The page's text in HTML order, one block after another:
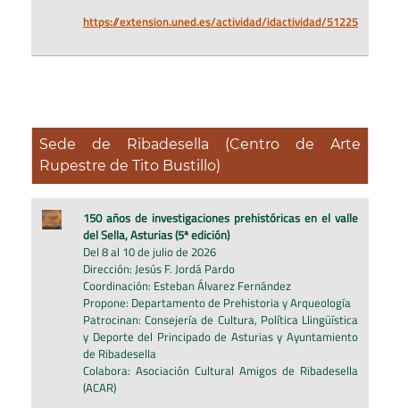
https://extension.uned.es/actividad/idactividad/51225
Sede de Ribadesella (Centro de Arte
Rupestre de Tito Bustillo)
150 años de investigaciones prehistóricas en el valle
del Sella, Asturias (5ª edición)
Del 8 al 10 de julio de 2026
Dirección: Jesús F. Jordá Pardo
Coordinación: Esteban Álvarez Fernández
Propone: Departamento de Prehistoria y Arqueología
Patrocinan: Consejería de Cultura, Política Llingüística
y Deporte del Principado de Asturias y Ayuntamiento
de Ribadesella
Colabora: Asociación Cultural Amigos de Ribadesella
(ACAR)